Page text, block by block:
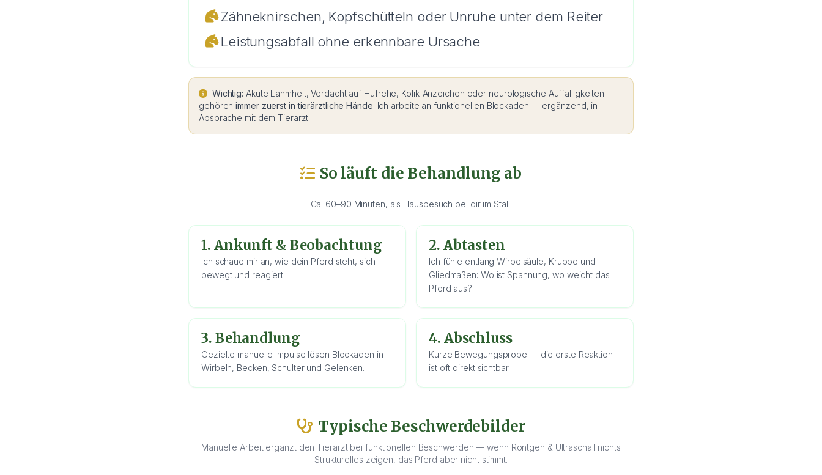
Zähneknirschen, Kopfschütteln oder Unruhe unter dem Reiter
Leistungsabfall ohne erkennbare Ursache
Wichtig: Akute Lahmheit, Verdacht auf Hufrehe, Kolik-Anzeichen oder neurologische Auffälligkeiten
gehörenimmer zuerst in tierärztliche Hände. Ich arbeite an funktionellen Blockaden — ergänzend, in
Absprache mit dem Tierarzt.
So läuft die Behandlung ab
Ca. 60–90 Minuten, als Hausbesuch bei dir im Stall.
1. Ankunft & Beobachtung
Ich schaue mir an, wie dein Pferd steht, sich
bewegt und reagiert.
2. Abtasten
Ich fühle entlang Wirbelsäule, Kruppe und
Gliedmaßen: Wo ist Spannung, wo weicht das
Pferd aus?
3. Behandlung
Gezielte manuelle Impulse lösen Blockaden in
Wirbeln, Becken, Schulter und Gelenken.
4. Abschluss
Kurze Bewegungsprobe — die erste Reaktion
ist oft direkt sichtbar.
Typische Beschwerdebilder
Manuelle Arbeit ergänzt den Tierarzt bei funktionellen Beschwerden — wenn Röntgen & Ultraschall nichts
Strukturelles zeigen, das Pferd aber nicht stimmt.